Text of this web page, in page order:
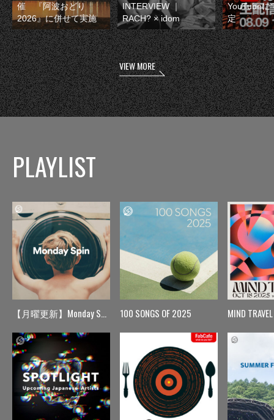
催 『阿波おどり
2026』に併せて実施
INTERVIEW ｜
RACH? × idom
YouTubeに
定
VIEW MORE
PLAYLIST
【月曜更新】Monday Spin 100 SONGS OF 2025 MIND TRAVEL